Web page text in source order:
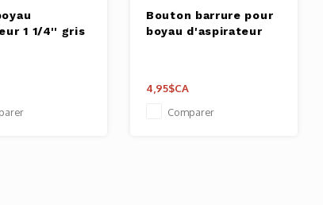
1 1/4'' gris
Bouton barrure pour
boyau d'aspirateur
4,95$CA
Comparer